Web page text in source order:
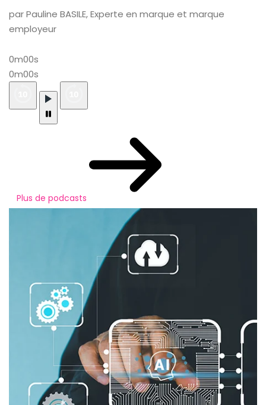
par Pauline BASILE, Experte en marque et marque
employeur
0m00s
0m00s
Plus de podcasts